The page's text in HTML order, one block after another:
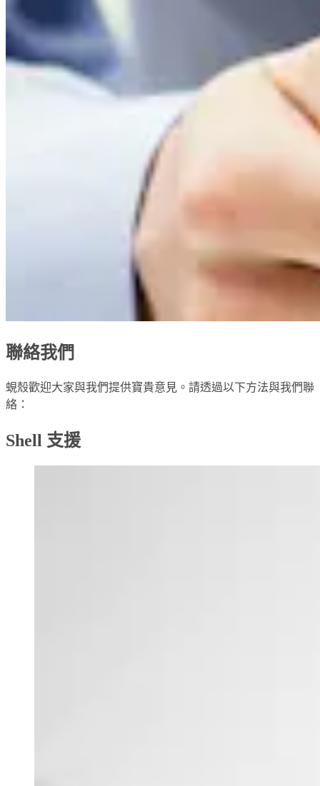
聯絡我們
蜆殼歡迎大家與我們提供寶貴意見。請透過以下方法與我們聯
絡：
Shell 支援